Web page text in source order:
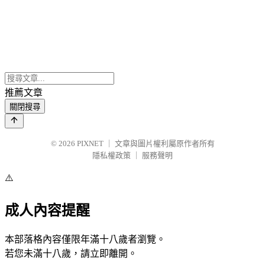
推薦文章
關閉搜尋
© 2026 PIXNET
文章與圖片權利屬原作者所有
隱私權政策
服務聲明
⚠️
成人內容提醒
本部落格內容僅限年滿十八歲者瀏覽。
若您未滿十八歲，請立即離開。